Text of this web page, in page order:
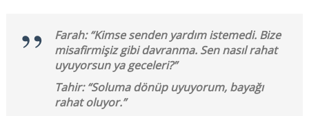
Farah: “Kimse senden yardım istemedi. Bize
misafirmişiz gibi davranma. Sen nasıl rahat
uyuyorsun ya geceleri?”
Tahir: “Soluma dönüp uyuyorum, bayağı
rahat oluyor.”